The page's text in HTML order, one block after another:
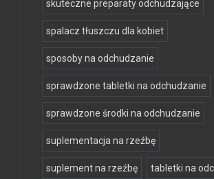
skuteczne preparaty odchudzające
spalacz tłuszczu dla kobiet
sposoby na odchudzanie
sprawdzone tabletki na odchudzanie
sprawdzone środki na odchudzanie
suplementacja na rzeźbę
suplement na rzeźbę tabletki na